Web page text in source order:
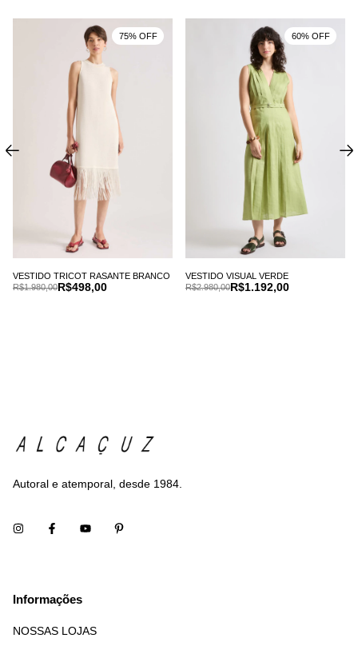
VESTIDO TRICOT RASANTE BRANCO
R$498,00
R$1.980,00
75% OFF
VESTIDO VISUAL VERDE
R$1.192,00
R$2.980,00
60% OFF
Autoral e atemporal, desde 1984.
Informações
NOSSAS LOJAS